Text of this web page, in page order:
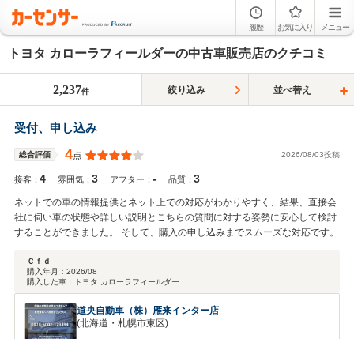
履歴 お気に入り メニュー
トヨタ カローラフィールダーの中古車販売店のクチコミ
2,237件 絞り込み 並べ替え
受付、申し込み
総合評価 4点 2026/08/03投稿
接客：4 雰囲気：3 アフター：- 品質：3
ネットでの車の情報提供とネット上での対応がわかりやすく、結果、直接会
社に伺い車の状態や詳しい説明とこちらの質問に対する姿勢に安心して検討
することができました。 そして、購入の申し込みまでスムーズな対応です。
Ｃｆｄ
購入年月： 2026/08
購入した車：
トヨタ カローラフィールダー
道央自動車（株）雁来インター店
(北海道・札幌市東区)